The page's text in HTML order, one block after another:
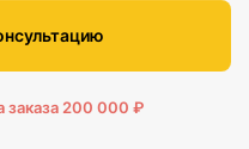
200 000 ₽